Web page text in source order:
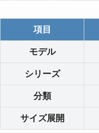
項目
モデル
シリーズ
分類
サイズ展開